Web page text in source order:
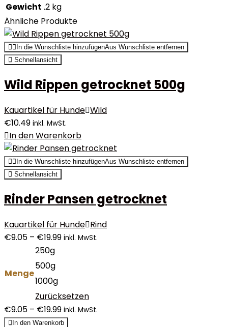
Gewicht .2 kg
Ähnliche Produkte
In die Wunschliste hinzufügenAus Wunschliste entfernen
Schnellansicht
Wild Rippen getrocknet 500g
Kauartikel für Hunde Wild
€10.49 inkl. MwSt.
In den Warenkorb
In die Wunschliste hinzufügenAus Wunschliste entfernen
Schnellansicht
Rinder Pansen getrocknet
Kauartikel für Hunde Rind
€9.05 – €19.99 inkl. MwSt.
Menge
250g
500g
1000g
Zurücksetzen
€9.05 – €19.99 inkl. MwSt.
In den Warenkorb